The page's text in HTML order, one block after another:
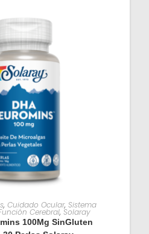
AL CARRITO
, Cuidado Ocular, Sistema
Cerebral, Solaray
100Mg SinGluten